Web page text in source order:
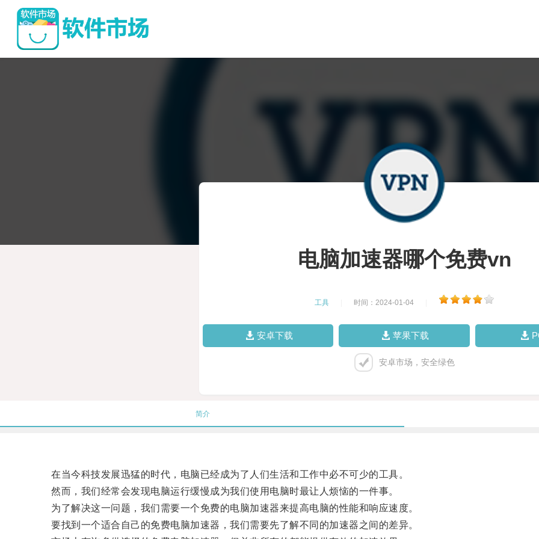
电脑加速器哪个免费vn
工具 时间：2024-01-04
安卓下载 苹果下载
安卓市场，安全绿色
简介
在当今科技发展迅猛的时代，电脑已经成为了人们生活和工作中必不可少的工具。
然而，我们经常会发现电脑运行缓慢成为我们使用电脑时最让人烦恼的一件事。
为了解决这一问题，我们需要一个免费的电脑加速器来提高电脑的性能和响应速度。
要找到一个适合自己的免费电脑加速器，我们需要先了解不同的加速器之间的差异。